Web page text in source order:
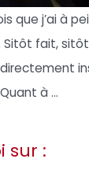
que j’ai à
fait, sitôt
à ...
sur :